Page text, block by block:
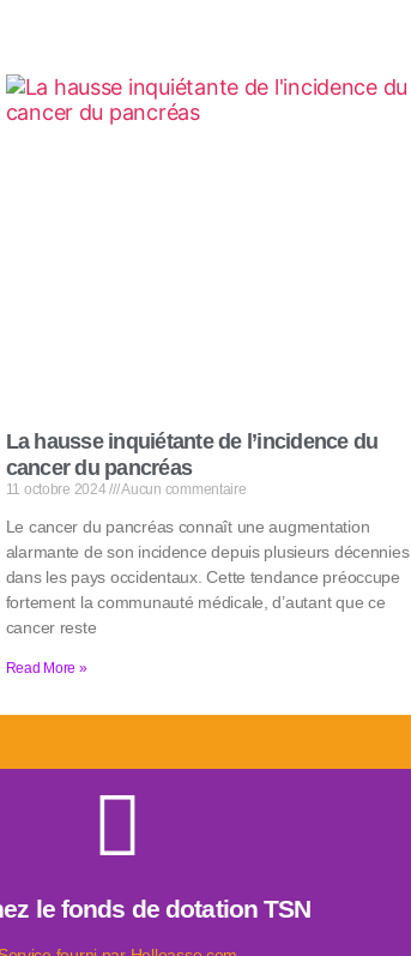
La hausse inquiétante de l’incidence du
cancer du pancréas
11 octobre 2024 Aucun commentaire
Le cancer du pancréas connaît une augmentation
alarmante de son incidence depuis plusieurs décennies
dans les pays occidentaux. Cette tendance préoccupe
fortement la communauté médicale, d’autant que ce
cancer reste
Read More »
le fonds de dotation TSN
contre le cancer du pancréas.
Faire un don